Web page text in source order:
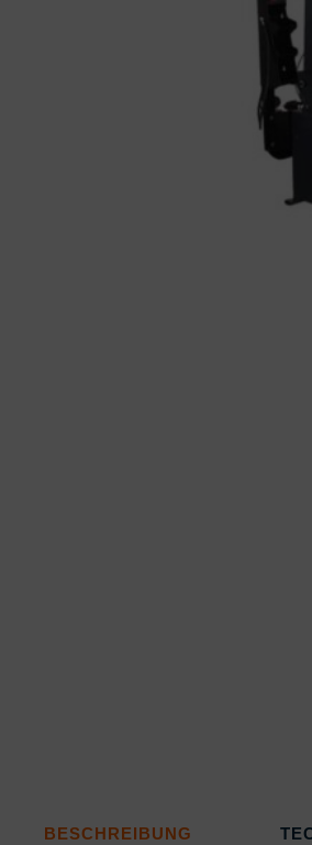
BESCHREIBUNG